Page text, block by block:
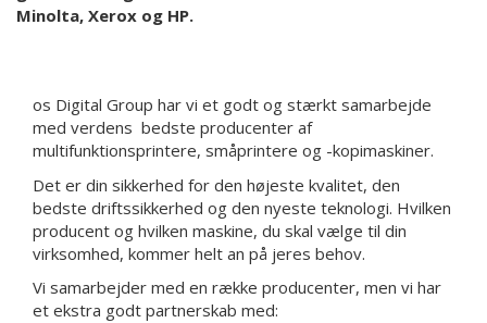
Minolta, Xerox og HP.
os Digital Group har vi et godt og stærkt samarbejde
med verdens bedste producenter af
multifunktionsprintere, småprintere og -kopimaskiner.
Det er din sikkerhed for den højeste kvalitet, den
bedste driftssikkerhed og den nyeste teknologi. Hvilken
producent og hvilken maskine, du skal vælge til din
virksomhed, kommer helt an på jeres behov.
Vi samarbejder med en række producenter, men vi har
et ekstra godt partnerskab med: